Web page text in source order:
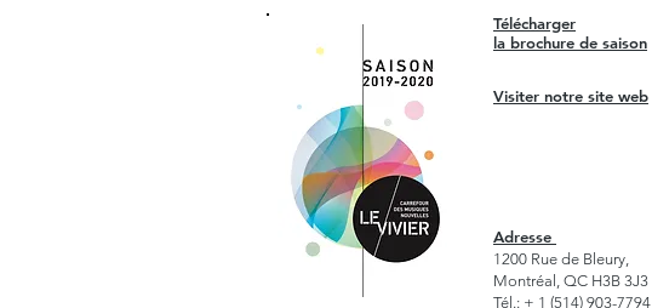
Télécharger
la brochure de saison
Visiter notre site web
Adresse
1200 Rue de Bleury,
Montréal, QC H3B 3J3
Tél.: + 1 (514) 903-7794